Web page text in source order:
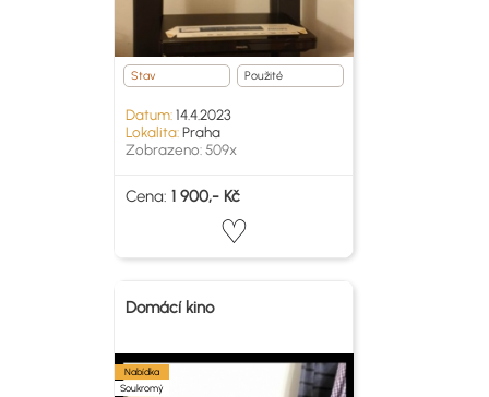
Stav Použité
Datum:14.4.2023
Lokalita:Praha
Zobrazeno: 509x
Cena: 1 900,- Kč
Domácí kino
Nabídka
Soukromý